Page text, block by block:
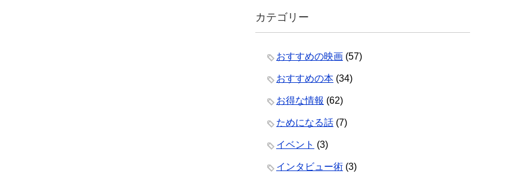
カテゴリー
おすすめの映画 (57)
おすすめの本 (34)
お得な情報 (62)
ためになる話 (7)
イベント (3)
インタビュー術 (3)